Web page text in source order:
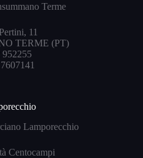
Terme
11
TERME (PT)
Lamporecchio
Centocampi